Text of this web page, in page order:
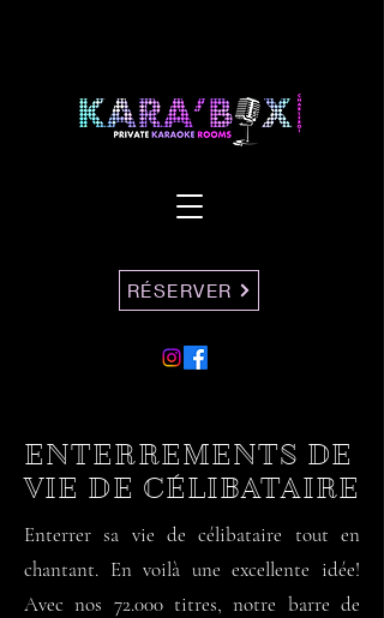
RÉSERVER
ENTERREMENTS DE
VIE DE CÉLIBATAIRE
Enterrer sa vie de célibataire tout en
chantant. En voilà une excellente idée!
Avec nos 72.000 titres, notre barre de